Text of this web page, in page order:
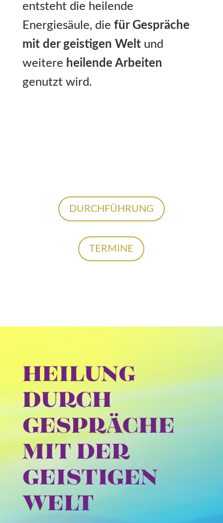
entsteht die heilende
Energiesäule, die für Gespräche
mit der geistigen Weltund
weitere heilende Arbeiten
genutzt wird.
DURCHFÜHRUNG
TERMINE